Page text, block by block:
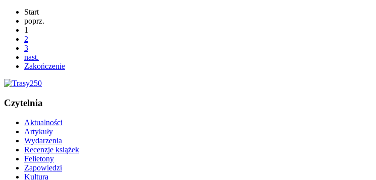
Start
poprz.
1
2
3
nast.
Zakończenie
Czytelnia
Aktualności
Artykuły
Wydarzenia
Recenzje książek
Felietony
Zapowiedzi
Kultura